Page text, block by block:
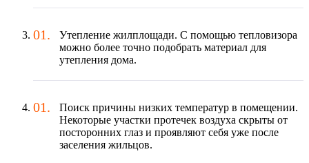
Утепление жилплощади. С помощью тепловизора
можно более точно подобрать материал для
утепления дома.
Поиск причины низких температур в помещении.
Некоторые участки протечек воздуха скрыты от
посторонних глаз и проявляют себя уже после
заселения жильцов.